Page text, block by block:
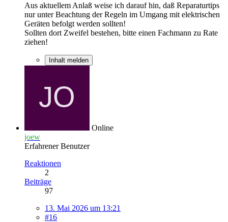
Aus aktuellem Anlaß weise ich darauf hin, daß Reparaturtips
nur unter Beachtung der Regeln im Umgang mit elektrischen
Geräten befolgt werden sollten!
Sollten dort Zweifel bestehen, bitte einen Fachmann zu Rate
ziehen!
Inhalt melden
Online
joew
Erfahrener Benutzer
Reaktionen
2
Beiträge
97
13. Mai 2026 um 13:21
#16